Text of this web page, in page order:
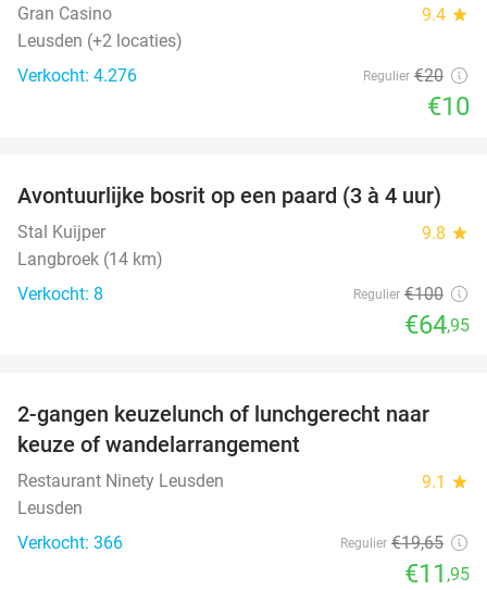
Gran Casino 9.4 star
Leusden (+2 locaties)
Verkocht: 4.276
Regulier €20
€10
35%
Avontuurlijke bosrit op een paard (3 à 4 uur)
Stal Kuijper 9.8 star
Langbroek (14 km)
Verkocht: 8
Regulier €100
€64,95
39%
2-gangen keuzelunch of lunchgerecht naar
keuze of wandelarrangement
Restaurant Ninety Leusden 9.1 star
Leusden
Verkocht: 366
Regulier €19,65
€11 ,95